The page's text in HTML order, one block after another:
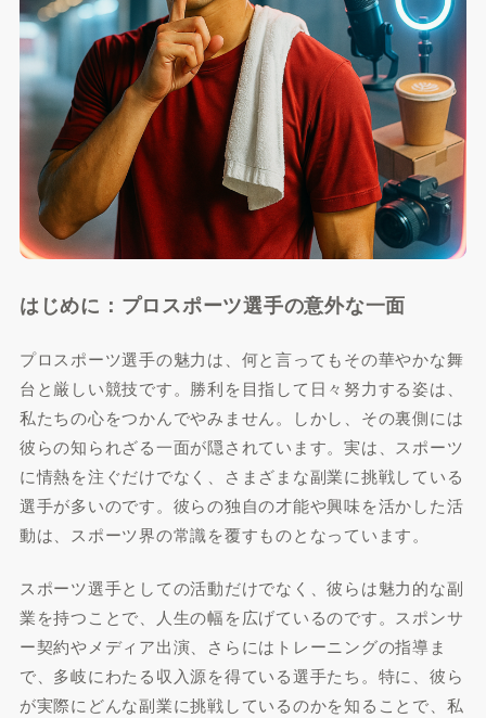
はじめに：プロスポーツ選手の意外な一面
プロスポーツ選手の魅力は、何と言ってもその華やかな舞
台と厳しい競技です。勝利を目指して日々努力する姿は、
私たちの心をつかんでやみません。しかし、その裏側には
彼らの知られざる一面が隠されています。実は、スポーツ
に情熱を注ぐだけでなく、さまざまな副業に挑戦している
選手が多いのです。彼らの独自の才能や興味を活かした活
動は、スポーツ界の常識を覆すものとなっています。
スポーツ選手としての活動だけでなく、彼らは魅力的な副
業を持つことで、人生の幅を広げているのです。スポンサ
ー契約やメディア出演、さらにはトレーニングの指導ま
で、多岐にわたる収入源を得ている選手たち。特に、彼ら
が実際にどんな副業に挑戦しているのかを知ることで、私